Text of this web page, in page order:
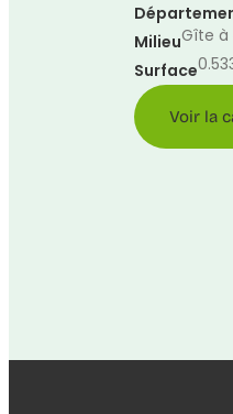
MilieuGîte à
Surface
Voir la